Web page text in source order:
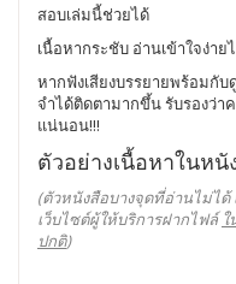
สอบเล่มนี้ช่วยได้
เนื้อหากระชับ อ่านเข้าใจง่าย
หากฟังเสียงบรรยายพร้อมกั
จำได้ติดตามากขึ้น รับรองว่
แน่นอน!!!
ตัวอย่างเนื้อหาในหนั
(ตัวหนังสือบางจุดที่อ่านไม่ได้
เว็บไซต์ผู้ให้บริการฝากไฟล์
ปกติ)